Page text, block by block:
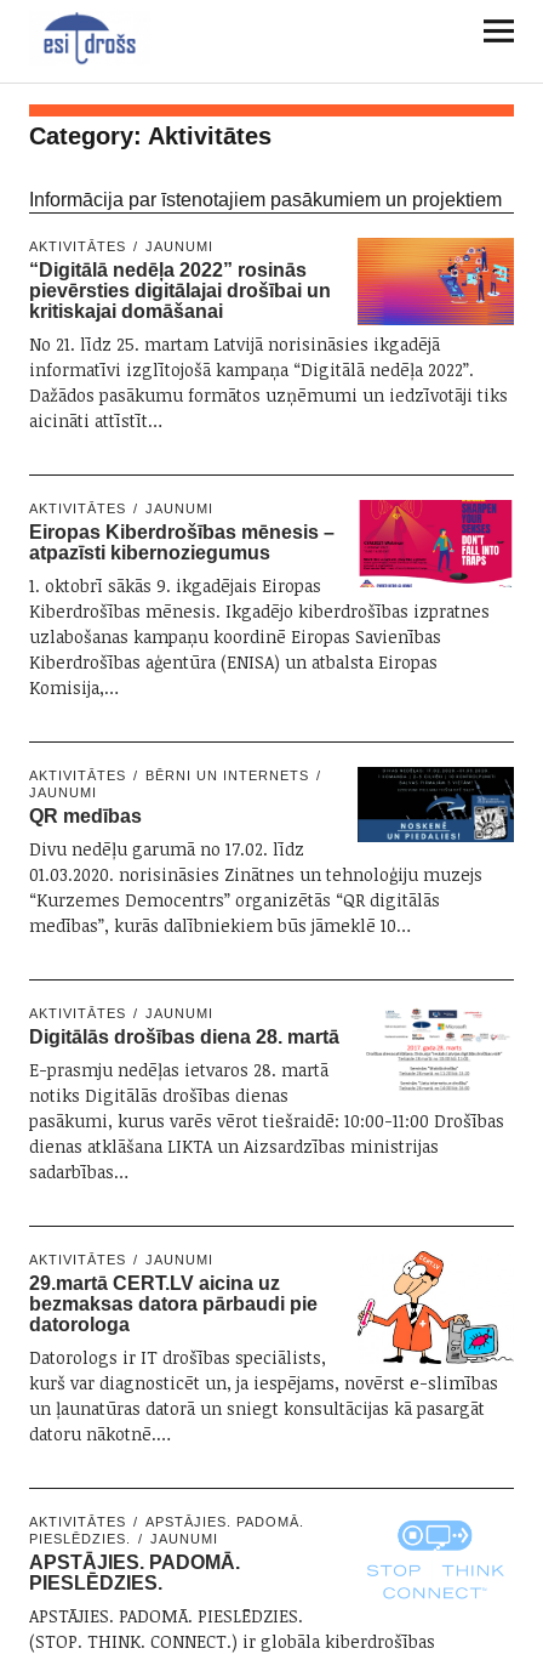
Category: Aktivitātes
Informācija par īstenotajiem pasākumiem un projektiem
AKTIVITĀTES JAUNUMI
“Digitālā nedēļa 2022” rosinās
pievērsties digitālajai drošībai un
kritiskajai domāšanai
No 21. līdz 25. martam Latvijā norisināsies ikgadējā
informatīvi izglītojošā kampaņa “Digitālā nedēļa 2022”.
Dažādos pasākumu formātos uzņēmumi un iedzīvotāji tiks
aicināti attīstīt…
AKTIVITĀTES JAUNUMI
Eiropas Kiberdrošības mēnesis –
atpazīsti kibernoziegumus
1. oktobrī sākās 9. ikgadējais Eiropas
Kiberdrošības mēnesis. Ikgadējo kiberdrošības izpratnes
uzlabošanas kampaņu koordinē Eiropas Savienības
Kiberdrošības aģentūra (ENISA) un atbalsta Eiropas
Komisija,…
AKTIVITĀTES
BĒRNI UN INTERNETS
JAUNUMI
QR medības
Divu nedēļu garumā no 17.02. līdz
01.03.2020. norisināsies Zinātnes un tehnoloģiju muzejs
“Kurzemes Democentrs” organizētās “QR digitālās
medības”, kurās dalībniekiem būs jāmeklē 10…
AKTIVITĀTES JAUNUMI
Digitālās drošības diena 28. martā
E-prasmju nedēļas ietvaros 28. martā
notiks Digitālās drošības dienas
pasākumi, kurus varēs vērot tiešraidē: 10:00-11:00 Drošības
dienas atklāšana LIKTA un Aizsardzības ministrijas
sadarbības…
AKTIVITĀTES JAUNUMI
29.martā CERT.LV aicina uz
bezmaksas datora pārbaudi pie
datorologa
Datorologs ir IT drošības speciālists,
kurš var diagnosticēt un, ja iespējams, novērst e-slimības
un ļaunatūras datorā un sniegt konsultācijas kā pasargāt
datoru nākotnē.…
AKTIVITĀTES
APSTĀJIES. PADOMĀ.
PIESLĒDZIES.
JAUNUMI
APSTĀJIES. PADOMĀ.
PIESLĒDZIES.
APSTĀJIES. PADOMĀ. PIESLĒDZIES.
(STOP. THINK. CONNECT.) ir globāla kiberdrošības